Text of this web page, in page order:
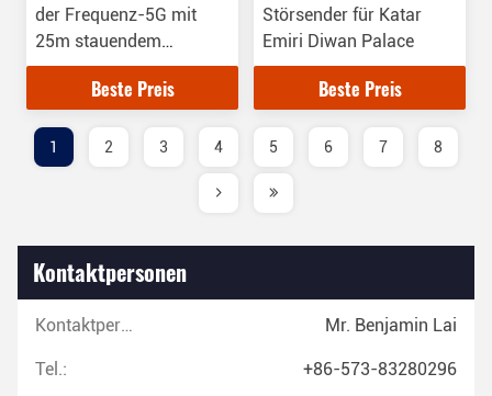
der Frequenz-5G mit
25m stauendem
Abstand
Beste Preis
Störsender für Katar
Emiri Diwan Palace
Beste Preis
1 2 3 4 5 6 7 8
Kontaktpersonen
Kontaktpersonen: Mr. Benjamin Lai
Tel.: +86-573-83280296